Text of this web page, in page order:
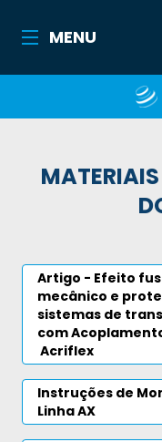
MENU
Artigo - Efeito
mecânico e
sistemas de
com
Acriflex
Instruções de
Linha AX